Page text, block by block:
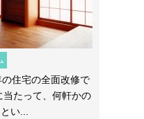
住宅の全面改修で
たって、何軒かの
い...